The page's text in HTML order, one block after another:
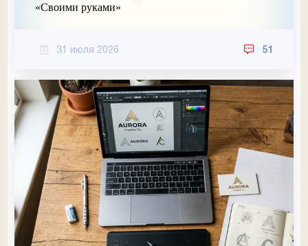
«Своими руками»
31 июля 2026 51